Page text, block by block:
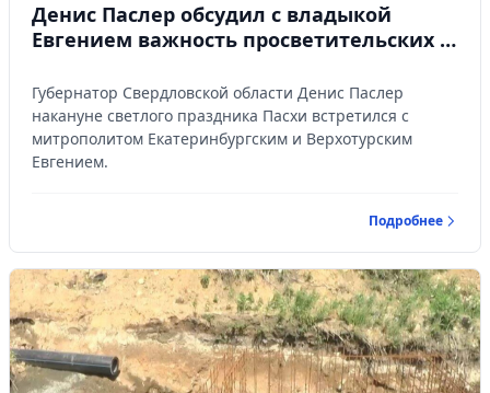
Денис Паслер обсудил с владыкой
Евгением важность просветительских и
Губернатор Свердловской области Денис Паслер
накануне светлого праздника Пасхи встретился с
митрополитом Екатеринбургским и Верхотурским
Евгением.
Подробнее